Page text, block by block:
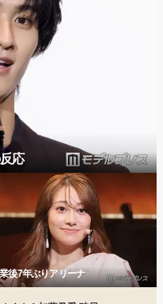
応
後7年ぶりアリーナ